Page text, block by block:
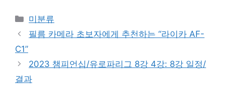
Categories
미분류
필름 카메라 초보자에게 추천하는 “라이카 AF-
C1”
2023 챔피언십/유로파리그 8강 4강: 8강 일정/
결과